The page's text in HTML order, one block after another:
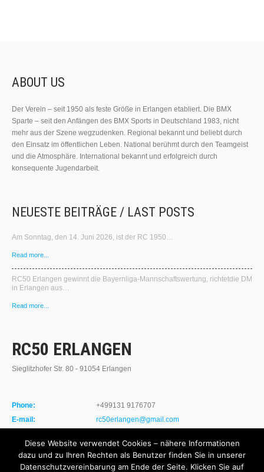
ABOUT US
Der Verein – seit 1950 als feste Größe in Erlangen etabliert. Die BMX
Sparte – seit den Anfängen des BMX Sports in Deutschland 1983, nicht
mehr aus der Szene wegzudenken. Regional bekannt und beliebt durch
den Einsatz im öffentlichen Leben. National berühmt durch den Teamgeist
und die Atmosphäre. International bekannt und erfolgreich durch
konsequente Jugendarbeit.
NEUESTE BEITRÄGE / LAST POSTS
Am Sonntag, den 14. Juni 2026, ist der RC 1950…
Read more...
RC50 Erlangen gewinnt die Bayernliga‑Mannschaftswertung, richtetdie DM
in Erlangen aus…
Read more...
RC50 ERLANGEN
Sieglitzhofer Str. 80 - 91054 Erlangen
Phone:
+499131 9176707
E-mail:
rc50erlangen@gmail.com
Diese Website verwendet Cookies – nähere Informationen
dazu und zu Ihren Rechten als Benutzer finden Sie in unserer
Datenschutzvereinbarung am Ende der Seite. Klicken Sie auf